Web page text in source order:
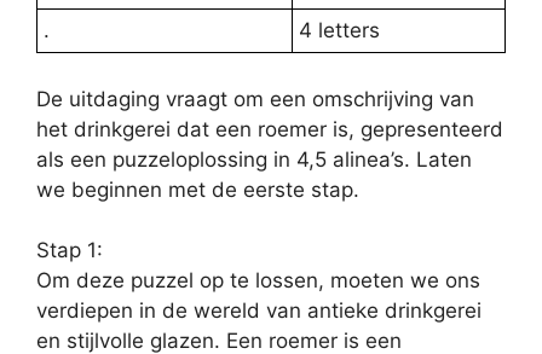
.
4 letters
De uitdaging vraagt ​​om een ​​omschrijving van
het drinkgerei dat een roemer is, gepresenteerd
als een puzzeloplossing in 4,5 alinea’s. Laten
we beginnen met de eerste stap.
Stap 1:
Om deze puzzel op te lossen, moeten we ons
verdiepen in de wereld van antieke drinkgerei
en stijlvolle glazen. Een roemer is een